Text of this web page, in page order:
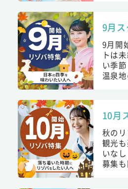
9月
9月開
トは
い季
温泉
10月
秋のリ
観光
いな
募集